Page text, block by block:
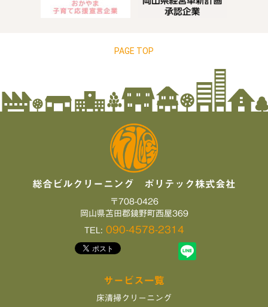
PAGE TOP
総合ビルクリーニング ポリテック株式会社
〒708-0426
岡山県苫田郡鏡野町西屋369
TEL: 090-4578-2314
サービス一覧
床清掃クリーニング